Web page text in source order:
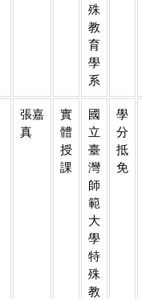
殊
教
育
學
系
張嘉
真
實
體
授
課
國
立
臺
灣
師
範
大
學
特
殊
教
學
分
抵
免